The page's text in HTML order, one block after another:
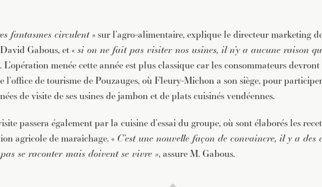
fantasmes circulent» sur l’agro-alimentaire, explique le directeur marketing
Gabous, et « si on ne fait pas visiter nos usines, il n’y a aucune raison
L’opération menée cette année est plus classique car les consommateurs devront
l’office de tourisme de Pouzauges, où Fleury-Michon a son siège, pour
de visite de ses usines de jambon et de plats cuisinés vendéennes.
passera également par la cuisine d’essai du groupe, où sont élaborés les
agricole de maraîchage. « C’est une nouvelle façon de convaincre, il y a des
se raconter mais doivent se vivre », assure M. Gabous.